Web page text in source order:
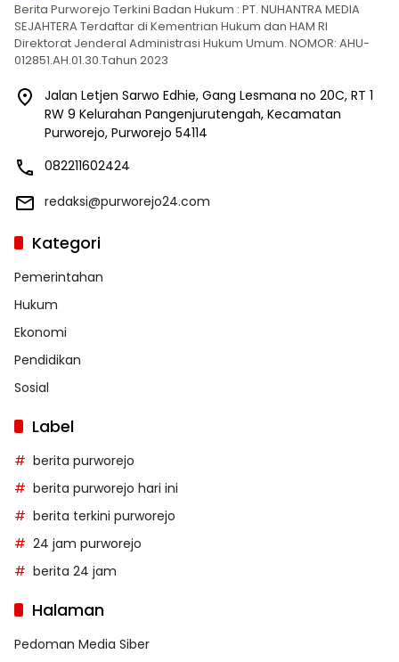
Berita Purworejo Terkini Badan Hukum : PT. NUHANTRA MEDIA
SEJAHTERA Terdaftar di Kementrian Hukum dan HAM RI
Direktorat Jenderal Administrasi Hukum Umum. NOMOR: AHU-
012851.AH.01.30.Tahun 2023
Jalan Letjen Sarwo Edhie, Gang Lesmana no 20C, RT 1
RW 9 Kelurahan Pangenjurutengah, Kecamatan
Purworejo, Purworejo 54114
082211602424
redaksi@purworejo24.com
Kategori
Pemerintahan
Hukum
Ekonomi
Pendidikan
Sosial
Label
berita purworejo
berita purworejo hari ini
berita terkini purworejo
24 jam purworejo
berita 24 jam
Halaman
Pedoman Media Siber